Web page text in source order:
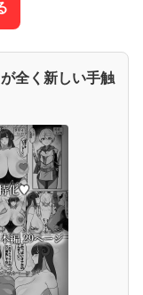
全く新しい手触